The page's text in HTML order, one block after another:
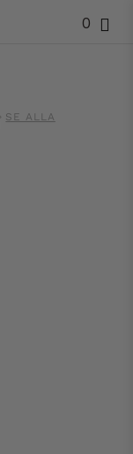
0
SE ALLA